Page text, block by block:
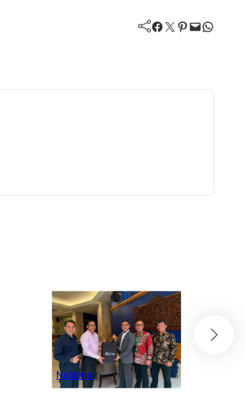
Facebook Twitter Pinterest Mail WhatsApp
Nasional